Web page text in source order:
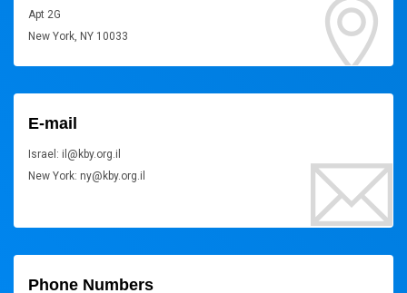
Apt 2G
New York, NY 10033
E-mail
Israel: il@kby.org.il
New York: ny@kby.org.il
Phone Numbers